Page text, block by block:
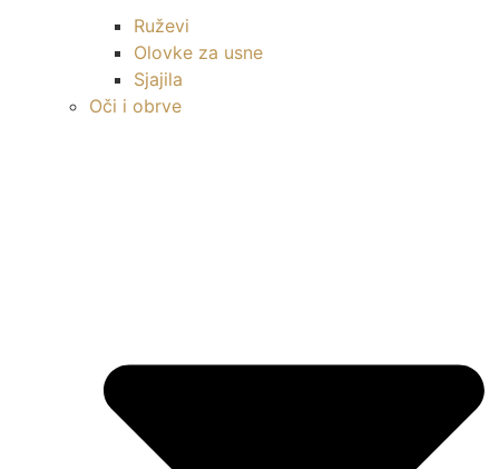
Ruževi
Olovke za usne
Sjajila
Oči i obrve